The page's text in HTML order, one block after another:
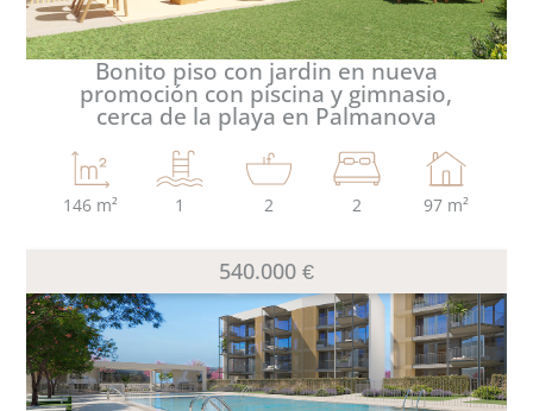
SOBRE NOSOTROS
FAVORITOS
Bonito piso con jardin en nueva
promoción con piscina y gimnasio,
cerca de la playa en Palmanova
146 m² 1 2 2 97 m²
540.000 €